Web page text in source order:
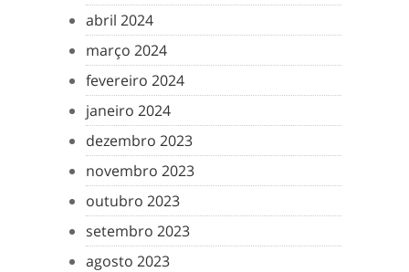
abril 2024
março 2024
fevereiro 2024
janeiro 2024
dezembro 2023
novembro 2023
outubro 2023
setembro 2023
agosto 2023